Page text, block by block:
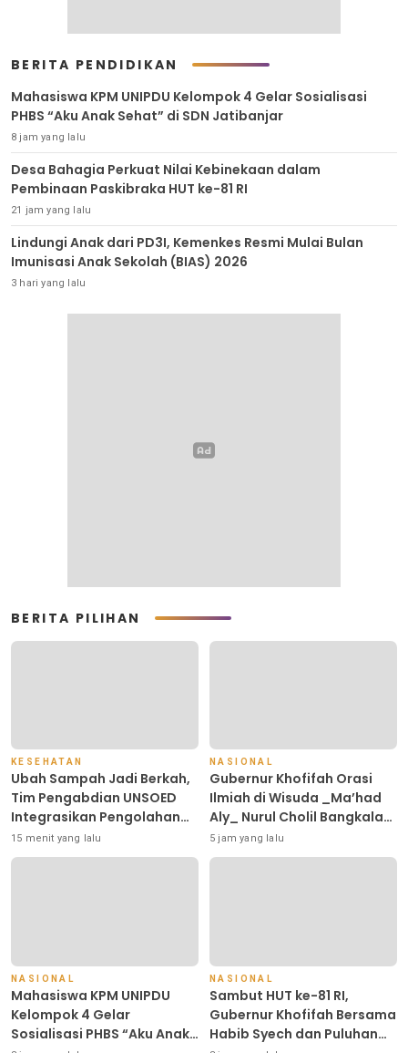
BERITA PENDIDIKAN
Mahasiswa KPM UNIPDU Kelompok 4 Gelar Sosialisasi
PHBS “Aku Anak Sehat” di SDN Jatibanjar
8 jam yang lalu
Desa Bahagia Perkuat Nilai Kebinekaan dalam
Pembinaan Paskibraka HUT ke-81 RI
21 jam yang lalu
Lindungi Anak dari PD3I, Kemenkes Resmi Mulai Bulan
Imunisasi Anak Sekolah (BIAS) 2026
3 hari yang lalu
BERITA PILIHAN
KESEHATAN
Ubah Sampah Jadi Berkah,
Tim Pengabdian UNSOED
Integrasikan Pengolahan
Sampah MBG dan Budidaya
Melon di SDIT Mutiara Hati
15 menit yang lalu
NASIONAL
Gubernur Khofifah Orasi
Ilmiah di Wisuda _Ma’had
Aly_ Nurul Cholil Bangkalan,
Tegaskan Jawa Timur
Gudangnya Ulama’ dan
5 jam yang lalu
NASIONAL
Mahasiswa KPM UNIPDU
Kelompok 4 Gelar
Sosialisasi PHBS “Aku Anak
NASIONAL
Sambut HUT ke-81 RI,
Gubernur Khofifah Bersama
Habib Syech dan Puluhan